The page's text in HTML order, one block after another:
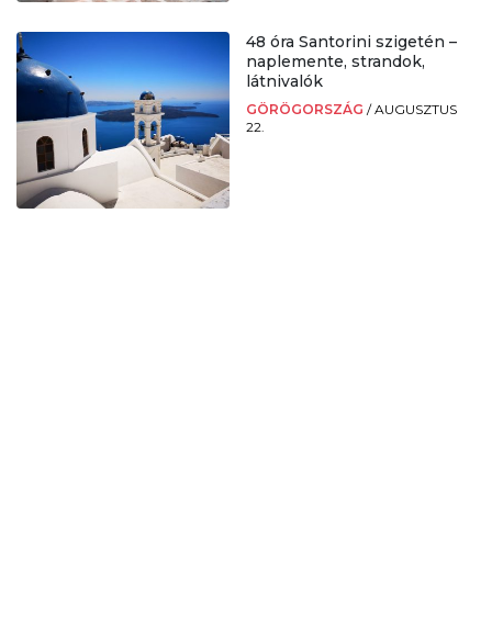
48 óra Santorini szigetén –
naplemente, strandok,
látnivalók
GÖRÖGORSZÁG /AUGUSZTUS
22.